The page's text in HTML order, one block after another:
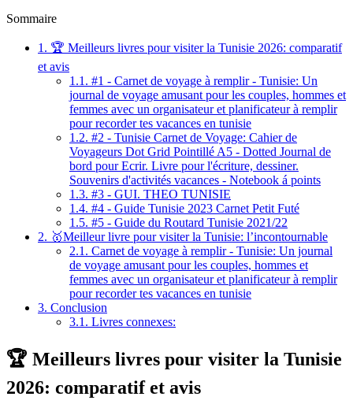
Sommaire
1. 🏆 Meilleurs livres pour visiter la Tunisie 2026: comparatif
et avis
1.1. #1 - Carnet de voyage à remplir - Tunisie: Un
journal de voyage amusant pour les couples, hommes et
femmes avec un organisateur et planificateur à remplir
pour recorder tes vacances en tunisie
1.2. #2 - Tunisie Carnet de Voyage: Cahier de
Voyageurs Dot Grid Pointillé A5 - Dotted Journal de
bord pour Ecrir. Livre pour l'écriture, dessiner.
Souvenirs d'activités vacances - Notebook á points
1.3. #3 - GUI. THEO TUNISIE
1.4. #4 - Guide Tunisie 2023 Carnet Petit Futé
1.5. #5 - Guide du Routard Tunisie 2021/22
2. 🥇Meilleur livre pour visiter la Tunisie: l’incontournable
2.1. Carnet de voyage à remplir - Tunisie: Un journal
de voyage amusant pour les couples, hommes et
femmes avec un organisateur et planificateur à remplir
pour recorder tes vacances en tunisie
3. Conclusion
3.1. Livres connexes:
🏆 Meilleurs livres pour visiter la Tunisie
2026: comparatif et avis